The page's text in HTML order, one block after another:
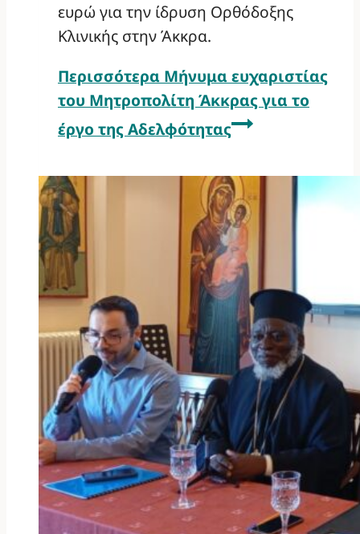
ευρώ για την ίδρυση Ορθόδοξης
Κλινικής στην Άκκρα.
Περισσότερα Μήνυμα ευχαριστίας
του Μητροπολίτη Άκκρας για το
έργο της Αδελφότητας